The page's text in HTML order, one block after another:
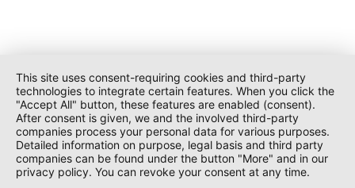
This site uses consent-requiring cookies and third-party
technologies to integrate certain features. When you click the
"Accept All" button, these features are enabled (consent).
After consent is given, we and the involved third-party
companies process your personal data for various purposes.
Detailed information on purpose, legal basis and third party
companies can be found under the button "More" and in our
privacy policy. You can revoke your consent at any time.